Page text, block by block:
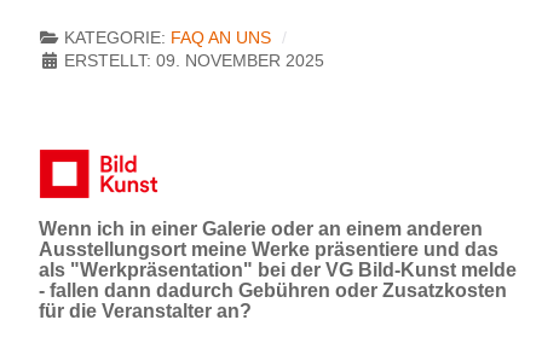
KATEGORIE: FAQ AN UNS
ERSTELLT: 09. NOVEMBER 2025
Wenn ich in einer Galerie oder an einem anderen
Ausstellungsort meine Werke präsentiere und das
als "Werkpräsentation" bei der VG Bild-Kunst melde
- fallen dann dadurch Gebühren oder Zusatzkosten
für die Veranstalter an?